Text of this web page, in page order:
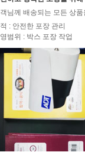
님께 배송되는 모든 상
: 안전한 포장 관리
범위 : 박스 포장 작업